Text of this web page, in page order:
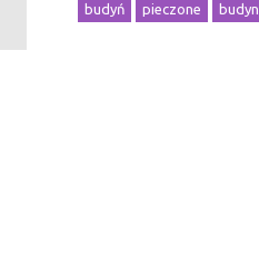
budyń
pieczone